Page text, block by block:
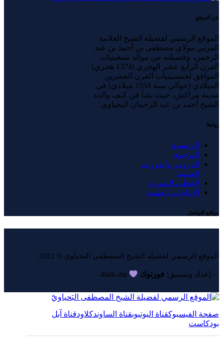
عن الموقع
الموقع الرسمي لفضيلة الشيخ العلامة
المربي مولاي مصطفى بن أحمد بن عبد
الرحمن، وفضيلته من موالد سبعينيات
القرن الرابع عشر الهجري (1374 هجري)
الموافق لخمسينيات القرن العشرين
الميلادي (حوالي سنة 1954 ميلادي) في
مدينة مراكش، حيث نشأ في كنف والده
الشيخ أحمد بن عبد الرحمان البحياوي.
روابط
الرئيسية
الترجمة
الدروس والدورات
العلمية
الخطب المنبرية
الإنتاجات العلمية
مواقع التواصل
الموقع الرسمي لفضيلة الشيخ المصطفى البحياوي © 2022
– إعداد وتنسيق: فورتوك 4talk.ma
صفحة الفيسبوكقناة اليوتيوبقناة الساوندكلاودقناة آبل
بودكاست